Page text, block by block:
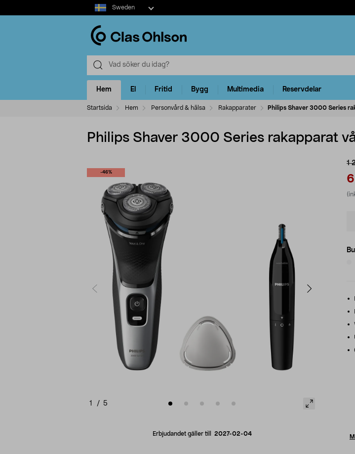
Select
market
Sweden
Hem El Fritid Bygg Multimedia Reservdelar
Startsida Hem Personvård & hälsa Rakapparater Philips Shaver 3000 Series
Philips Shaver 3000 Series rakapparat
-46%
1 / 5
Erbjudandet gäller till 2027-02-04
1